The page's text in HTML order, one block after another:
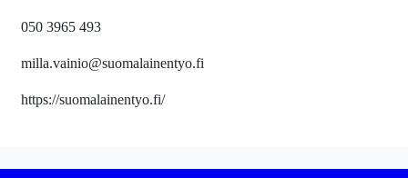
050 3965 493
milla.vainio@suomalainentyo.fi
https://suomalainentyo.fi/